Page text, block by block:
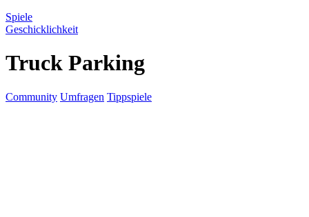
Spiele
Geschicklichkeit
Truck Parking
Community Umfragen Tippspiele